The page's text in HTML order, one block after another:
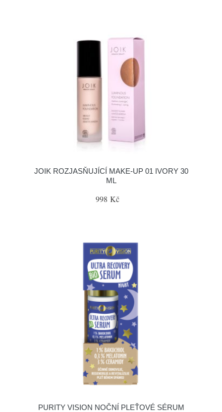
JOIK ROZJASŇUJÍCÍ MAKE-UP 01 IVORY 30
ML
998 Kč
PURITY VISION NOČNÍ PLEŤOVÉ SÉRUM